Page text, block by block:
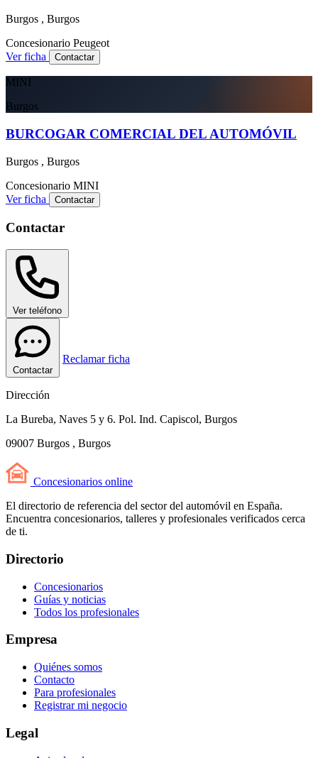
Burgos , Burgos
Concesionario Peugeot
Ver ficha
Contactar
MINI
Burgos
BURCOGAR COMERCIAL DEL AUTOMÓVIL
Burgos , Burgos
Concesionario MINI
Ver ficha
Contactar
Contactar
Ver teléfono
Contactar
Reclamar ficha
Dirección
La Bureba, Naves 5 y 6. Pol. Ind. Capiscol, Burgos
09007 Burgos , Burgos
Concesionarios online
El directorio de referencia del sector del automóvil en España.
Encuentra concesionarios, talleres y profesionales verificados cerca
de ti.
Directorio
Concesionarios
Guías y noticias
Todos los profesionales
Empresa
Quiénes somos
Contacto
Para profesionales
Registrar mi negocio
Legal